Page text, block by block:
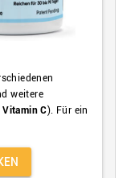
weitere
Vitamin C). Für ein